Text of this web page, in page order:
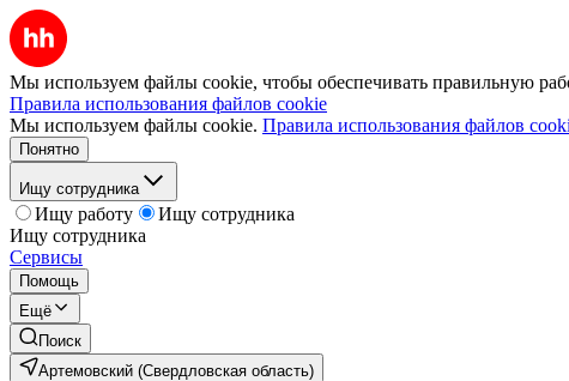
Мы используем файлы cookie, чтобы обеспечивать правильную
Правила использования файлов cookie
Мы используем файлы cookie. Правила использования файлов
Понятно
Ищу сотрудника
Ищу работу
Ищу сотрудника
Ищу сотрудника
Сервисы
Помощь
Ещё
Поиск
Артемовский (Свердловская область)